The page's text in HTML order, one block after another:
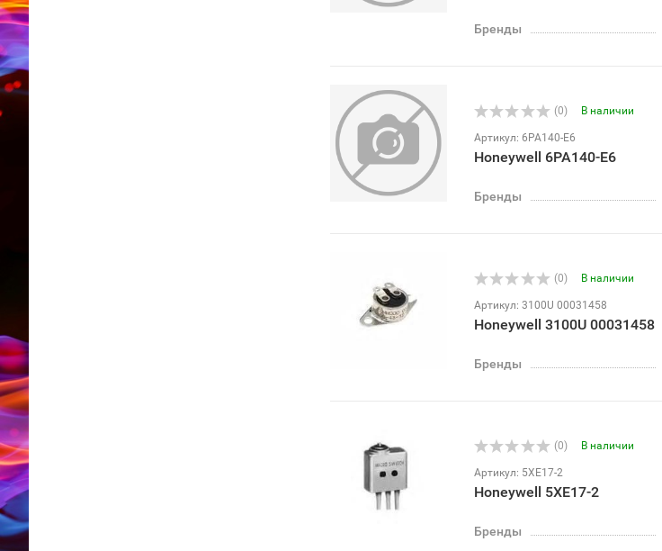
Бренды
(0) В наличии
Артикул: 6PA140-E6
Honeywell 6PA140-E6
Бренды
(0) В наличии
Артикул: 3100U 00031458
Honeywell 3100U 00031458
Бренды
(0) В наличии
Артикул: 5XE17-2
Honeywell 5XE17-2
Бренды